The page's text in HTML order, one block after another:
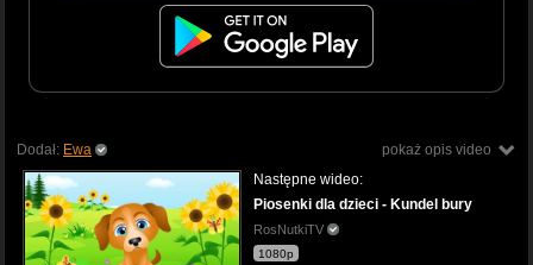
pokaż opis video
Dodał: Ewa
Następne wideo:
Piosenki dla dzieci - Kundel bury
RosNutkiTV
1080p